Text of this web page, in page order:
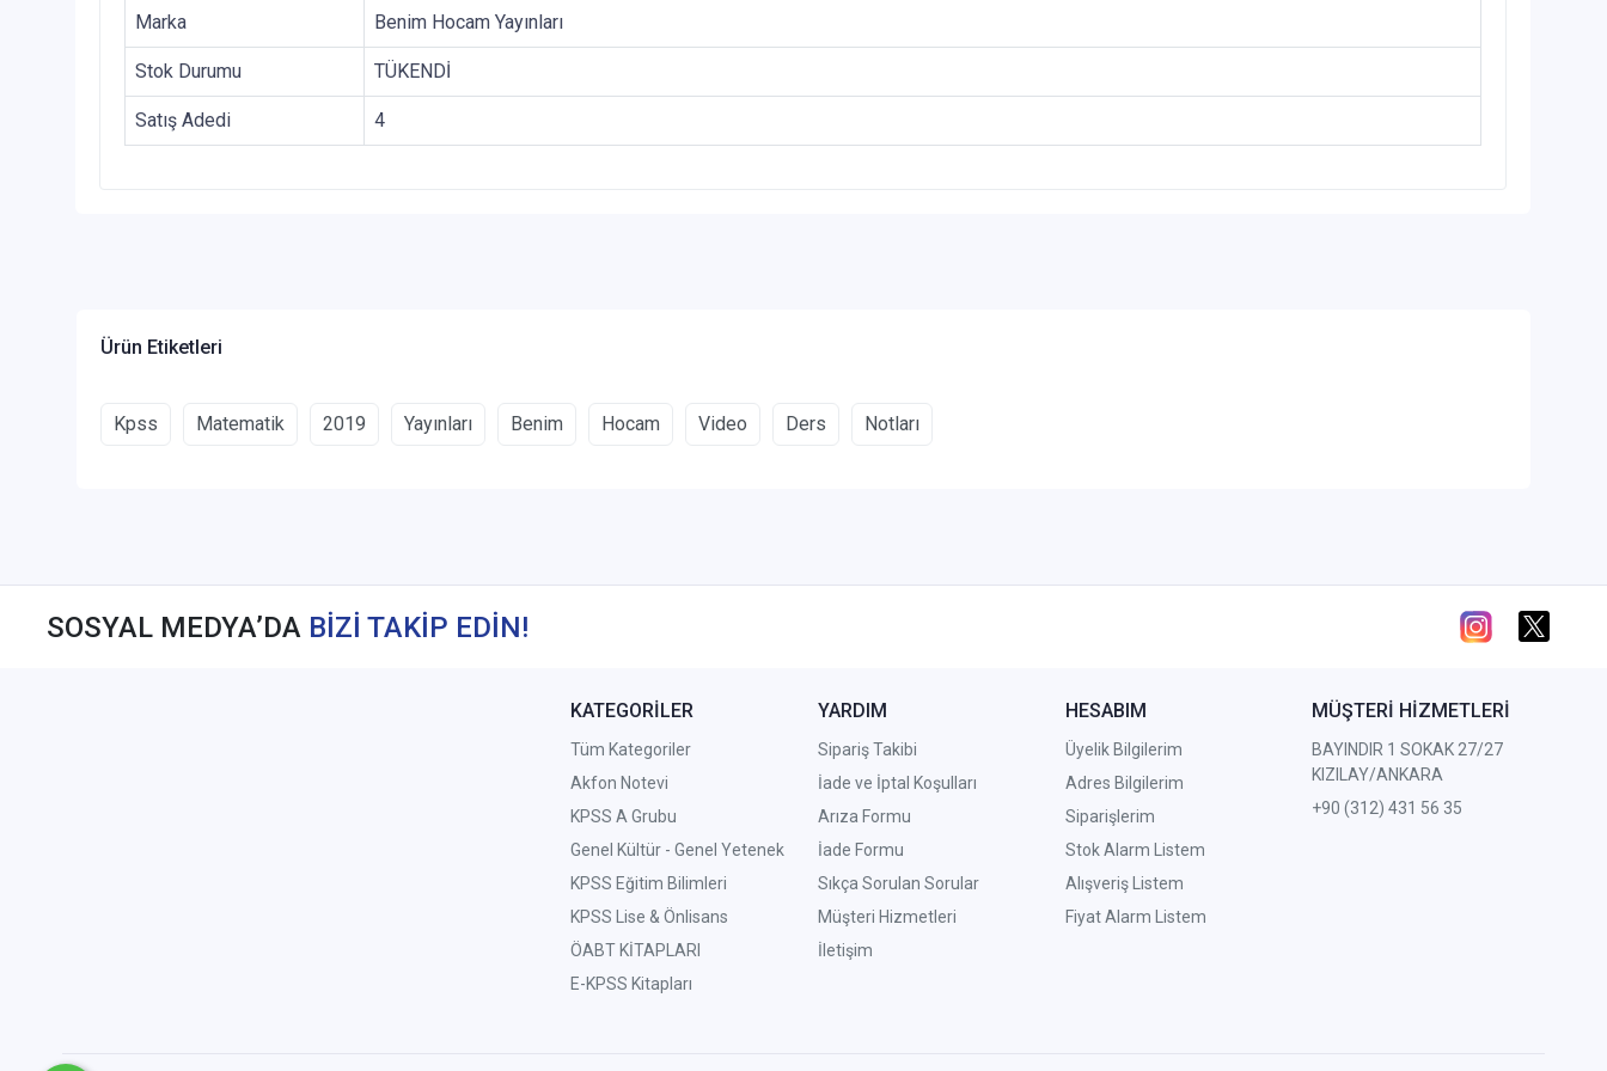
Marka Benim Hocam Yayınları
Stok Durumu TÜKENDİ
Satış Adedi 4
Ürün Etiketleri
Kpss Matematik 2019 Yayınları Benim Hocam Video Ders Notları
SOSYAL MEDYA’DA BİZİ TAKİP EDİN!
KATEGORİLER
Tüm Kategoriler
Akfon Notevi
KPSS A Grubu
Genel Kültür - Genel Yetenek
KPSS Eğitim Bilimleri
KPSS Lise & Önlisans
ÖABT KİTAPLARI
E-KPSS Kitapları
YARDIM
Sipariş Takibi
İade ve İptal Koşulları
Arıza Formu
İade Formu
Sıkça Sorulan Sorular
Müşteri Hizmetleri
İletişim
HESABIM
Üyelik Bilgilerim
Adres Bilgilerim
Siparişlerim
Stok Alarm Listem
Alışveriş Listem
Fiyat Alarm Listem
MÜŞTERİ HİZMETLERİ
BAYINDIR 1 SOKAK 27/27
KIZILAY/ANKARA
+90 (312) 431 56 35